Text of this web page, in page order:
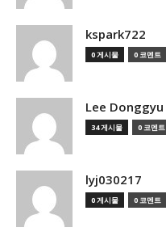
kspark722
0 게시물 0 코멘트
Lee Donggyu
34 게시물 0 코멘트
lyj030217
0 게시물 0 코멘트